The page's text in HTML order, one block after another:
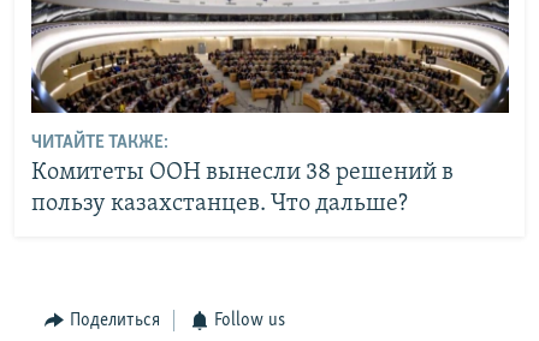
ЧИТАЙТЕ ТАКЖЕ:
Комитеты ООН вынесли 38 решений в
пользу казахстанцев. Что дальше?
Поделиться Follow us